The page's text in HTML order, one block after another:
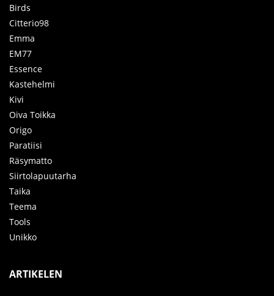
Birds
Citterio98
Emma
EM77
Essence
Kastehelmi
Kivi
Oiva Toikka
Origo
Paratiisi
Räsymatto
Siirtolapuutarha
Taika
Teema
Tools
Unikko
ARTIKELEN